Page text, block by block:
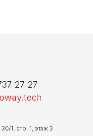
27 27
1, стр. 1, этаж 3